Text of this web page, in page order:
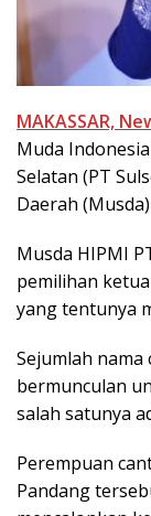
MAKASSAR,
Muda
Selatan (PT
Daerah
Musda HIPMI
pemilihan
yang tentunya
Sejumlah
bermunculan
salah satunya
Perempuan
Pandang